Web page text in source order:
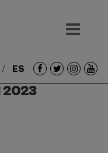
ES
Redes
sociales
2023